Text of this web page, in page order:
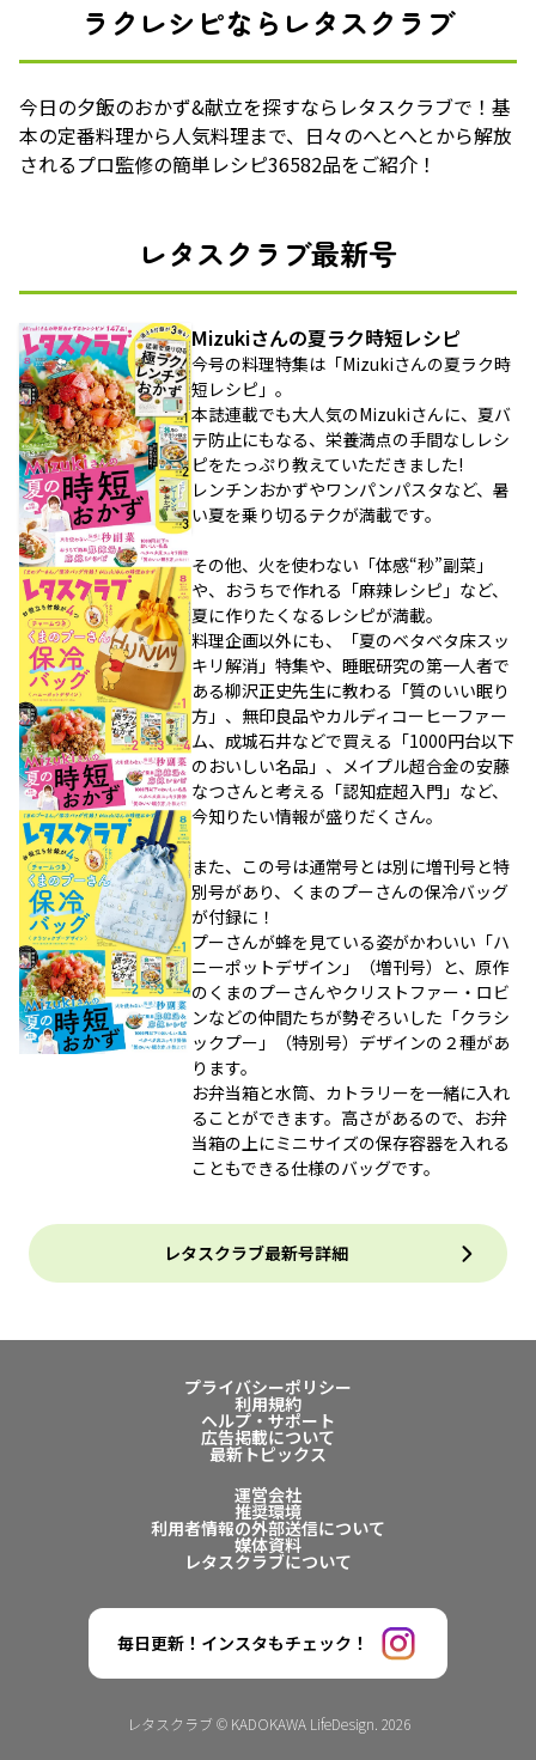
ラクレシピならレタスクラブ
今日の夕飯のおかず&献立を探すならレタスクラブで！基
本の定番料理から人気料理まで、日々のへとへとから解放
されるプロ監修の簡単レシピ36582品をご紹介！
レタスクラブ最新号
Mizukiさんの夏ラク時短レシピ
今号の料理特集は「Mizukiさんの夏ラク時
短レシピ」。
本誌連載でも大人気のMizukiさんに、夏バ
テ防止にもなる、栄養満点の手間なしレシ
ピをたっぷり教えていただきました!
レンチンおかずやワンパンパスタなど、暑
い夏を乗り切るテクが満載です。
その他、火を使わない「体感“秒”副菜」
や、おうちで作れる「麻辣レシピ」など、
夏に作りたくなるレシピが満載。
料理企画以外にも、「夏のベタベタ床スッ
キリ解消」特集や、睡眠研究の第一人者で
ある柳沢正史先生に教わる「質のいい眠り
方」、無印良品やカルディコーヒーファー
ム、成城石井などで買える「1000円台以下
のおいしい名品」、メイプル超合金の安藤
なつさんと考える「認知症超入門」など、
今知りたい情報が盛りだくさん。
また、この号は通常号とは別に増刊号と特
別号があり、くまのプーさんの保冷バッグ
が付録に！
プーさんが蜂を見ている姿がかわいい「ハ
ニーポットデザイン」（増刊号）と、原作
のくまのプーさんやクリストファー・ロビ
ンなどの仲間たちが勢ぞろいした「クラシ
ックプー」（特別号）デザインの２種があ
ります。
お弁当箱と水筒、カトラリーを一緒に入れ
ることができます。高さがあるので、お弁
当箱の上にミニサイズの保存容器を入れる
こともできる仕様のバッグです。
レタスクラブ最新号詳細
プライバシーポリシー
利用規約
ヘルプ・サポート
広告掲載について
最新トピックス
運営会社
推奨環境
利用者情報の外部送信について
媒体資料
レタスクラブについて
毎日更新！インスタもチェック！
レタスクラブ © KADOKAWA LifeDesign. 2026